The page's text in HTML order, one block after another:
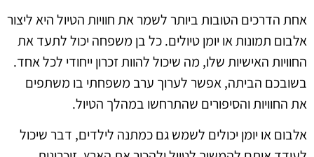
אחת הדרכים הטובות ביותר לשמר את חוויות הטיול היא ליצור
אלבום תמונות או יומן טיולים. כל בן משפחה יכול לתעד את
החוויות האישיות שלו, מה שיכול להוות זכרון ייחודי לכל אחד.
בשובכם הביתה, אפשר לערוך ערב משפחתי בו משתפים
את החוויות והסיפורים שהתרחשו במהלך הטיול.
אלבום או יומן יכולים לשמש גם כמתנה לילדים, דבר שיכול